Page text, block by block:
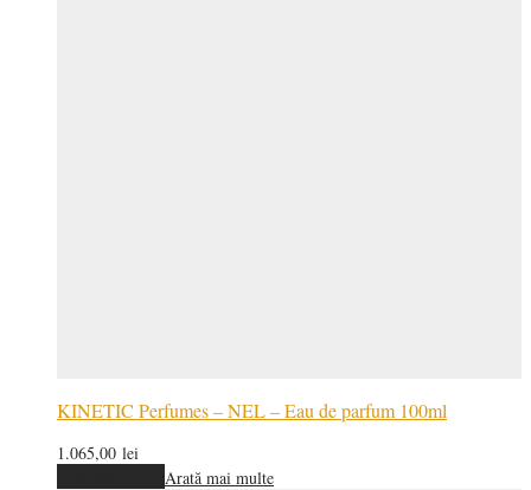
KINETIC Perfumes – NEL – Eau de parfum 100ml
1.065,00 lei
Arată mai multe